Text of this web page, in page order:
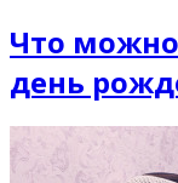
Что
день